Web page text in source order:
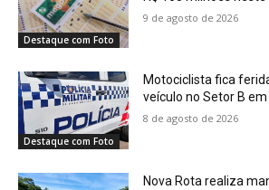
Destaque com Foto
9 de agosto de 2026
Destaque com Foto
Motociclista fica
veículo no Setor B
8 de agosto de 2026
Nova Rota realiza